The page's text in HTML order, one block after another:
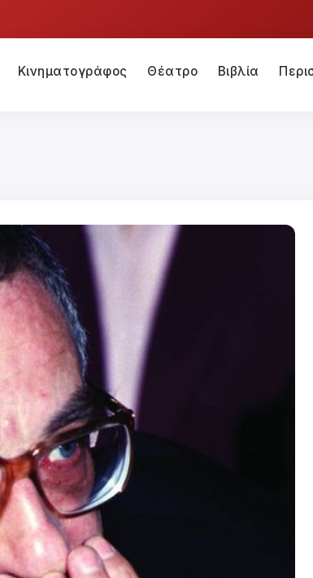
Κινηματογράφος Θέατρο Βιβλία